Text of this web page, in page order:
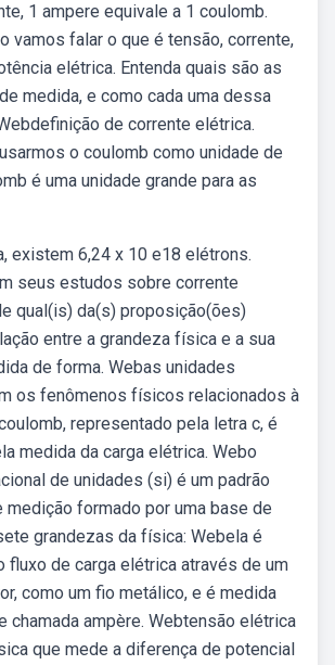
1 ampere equivale a 1 coulomb.
vamos falar o que é tensão, corrente,
elétrica. Entenda quais são as
medida, e como cada uma dessa
de corrente elétrica.
o coulomb como unidade de
é uma unidade grande para as
existem 6,24 x 10 e18 elétrons.
seus estudos sobre corrente
qual(is) da(s) proposição(ões)
entre a grandeza física e a sua
de forma. Webas unidades
os fenômenos físicos relacionados à
representado pela letra c, é
medida da carga elétrica. Webo
de unidades (si) é um padrão
medição formado por uma base de
grandezas da física: Webela é
fluxo de carga elétrica através de um
como um fio metálico, e é medida
chamada ampère. Webtensão elétrica
que mede a diferença de potencial